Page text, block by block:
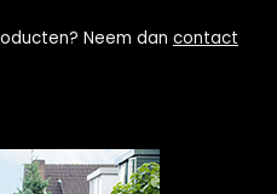
Neem dan contact